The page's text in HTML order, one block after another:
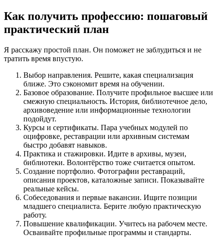
Как получить профессию: пошаговый
практический план
Я расскажу простой план. Он поможет не заблудиться и не
тратить время впустую.
Выбор направления. Решите, какая специализация
ближе. Это сэкономит время на обучении.
Базовое образование. Получите профильное высшее или
смежную специальность. История, библиотечное дело,
архивоведение или информационные технологии
подойдут.
Курсы и сертификаты. Пара учебных модулей по
оцифровке, реставрации или архивным системам
быстро добавят навыков.
Практика и стажировки. Идите в архивы, музеи,
библиотеки. Волонтёрство тоже считается опытом.
Создание портфолио. Фотографии реставраций,
описания проектов, каталожные записи. Показывайте
реальные кейсы.
Собеседования и первые вакансии. Ищите позиции
младшего специалиста. Берите любую практическую
работу.
Повышение квалификации. Учитесь на рабочем месте.
Осваивайте профильные программы и стандарты.